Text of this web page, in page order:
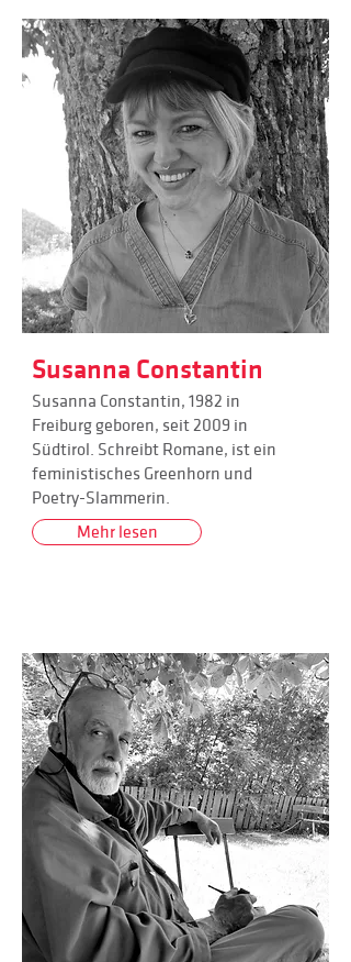
Susanna Constantin
Susanna Constantin, 1982 in
Freiburg geboren, seit 2009 in
Südtirol. Schreibt Romane, ist ein
feministisches Greenhorn und
Poetry-Slammerin.
Mehr lesen